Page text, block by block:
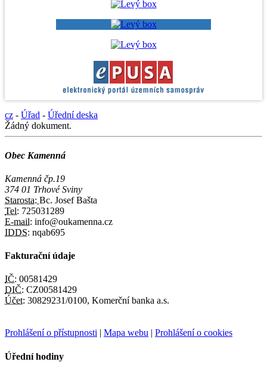
cz - Úřad - Úřední deska
Žádný dokument.
Obec Kamenná
Kamenná čp.19
374 01 Trhové Sviny
Starosta: Bc. Josef Bašta
Tel: 725031289
E-mail: info@oukamenna.cz
IDDS: nqab695
Fakturační údaje
IČ: 00581429
DIČ: CZ00581429
Účet: 30829231/0100, Komerční banka a.s.
Prohlášení o přístupnosti Mapa webu Prohlášení o cookies
Úřední hodiny